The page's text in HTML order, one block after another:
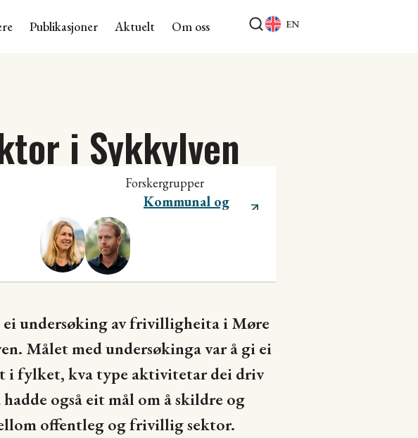
Publikasjoner Aktuelt Om oss EN
i Sykkylven
Forskergrupper
Kommunal og
regional utvikling
ei undersøking av frivilligheita i Møre
Målet med undersøkinga var å gi ei
i fylket, kva type aktivitetar dei driv
også eit mål om å skildre og
offentleg og frivillig sektor.